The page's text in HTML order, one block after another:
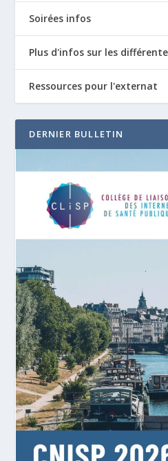
Soirées infos
Plus d'infos sur les
Ressources pour l'externat
DERNIER BULLETIN